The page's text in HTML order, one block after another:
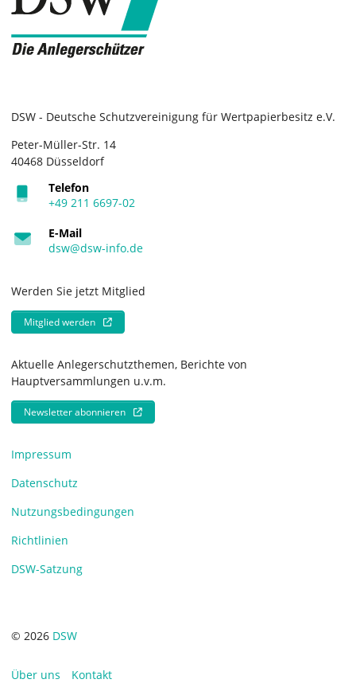
DSW - Deutsche Schutzvereinigung für Wertpapierbesitz e.V.
Peter-Müller-Str. 14
40468 Düsseldorf
Telefon
+49 211 6697-02
E-Mail
dsw@dsw-info.de
Werden Sie jetzt Mitglied
Mitglied werden
Aktuelle Anlegerschutzthemen, Berichte von
Hauptversammlungen u.v.m.
Newsletter abonnieren
Impressum
Datenschutz
Nutzungsbedingungen
Richtlinien
DSW-Satzung
© 2026 DSW
Über uns Kontakt